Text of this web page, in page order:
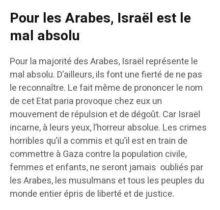
Pour les Arabes, Israël est le
mal absolu
Pour la majorité des Arabes, Israël représente le
mal absolu. D’ailleurs, ils font une fierté de ne pas
le reconnaître. Le fait même de prononcer le nom
de cet Etat paria provoque chez eux un
mouvement de répulsion et de dégoût. Car Israël
incarne, à leurs yeux, l’horreur absolue. Les crimes
horribles qu’il a commis et qu’il est en train de
commettre à Gaza contre la population civile,
femmes et enfants, ne seront jamais oubliés par
les Arabes, les musulmans et tous les peuples du
monde entier épris de liberté et de justice.